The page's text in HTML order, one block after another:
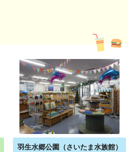
羽生水郷公園（さいたま水族館）